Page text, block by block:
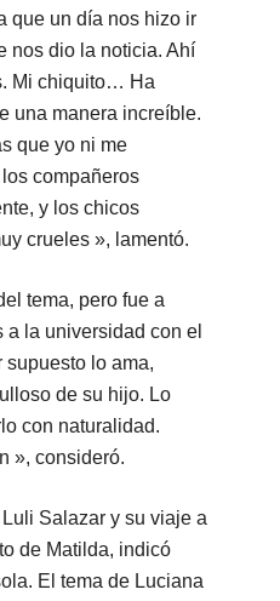
que un día nos hizo ir
nos dio la noticia. Ahí
Mi chiquito… Ha
una manera increíble.
que yo ni me
compañeros
y los chicos
crueles », lamentó.
tema, pero fue a
a la universidad con el
supuesto lo ama,
de su hijo. Lo
con naturalidad.
», consideró.
Salazar y su viaje a
de Matilda, indicó
El tema de Luciana